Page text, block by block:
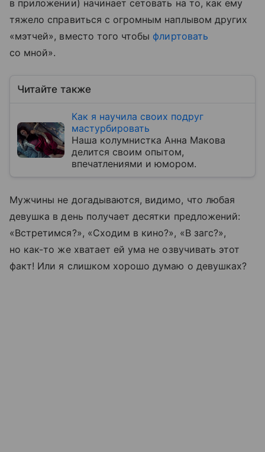
в приложении) начинает сетовать на то, как ему
тяжело справиться с огромным наплывом других
«мэтчей», вместо того чтобы флиртовать
со мной».
Читайте также
Как я научила своих подруг
мастурбировать
Наша колумнистка Анна Макова
делится своим опытом,
впечатлениями и юмором.
Мужчины не догадываются, видимо, что любая
девушка в день получает десятки предложений:
«Встретимся?», «Сходим в кино?», «В загс?»,
но как-то же хватает ей ума не озвучивать этот
факт! Или я слишком хорошо думаю о девушках?